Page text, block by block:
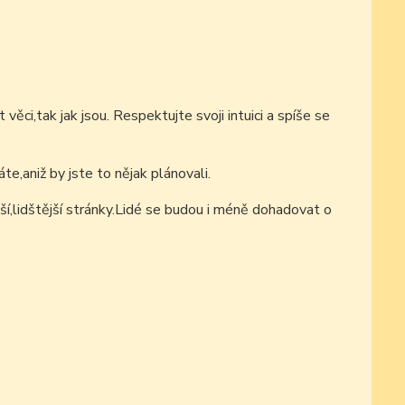
jak jsou. Respektujte svoji intuici a spíše se
by jste to nějak plánovali.
stránky.Lidé se budou i méně dohadovat o